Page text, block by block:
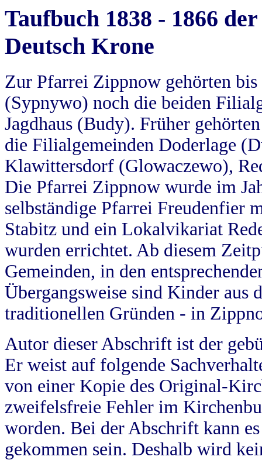
Taufbuch 1838 - 1866
Deutsch Krone
Zur Pfarrei Zippnow gehörten
(Sypnywo) noch die beiden
Jagdhaus (Budy). Früher
die Filialgemeinden Doderlage
Klawittersdorf (Glowaczewo),
Die Pfarrei Zippnow wurde im
selbständige Pfarrei Freudenfier
Stabitz und ein Lokalvikariat
wurden errichtet. Ab diesem
Gemeinden, in den
Übergangsweise sind Kinder aus
traditionellen Gründen - in
Autor dieser Abschrift ist der
Er weist auf folgende
von einer Kopie des Original-
zweifelsfreie Fehler im
worden. Bei der Abschrift kann
gekommen sein. Deshalb wird